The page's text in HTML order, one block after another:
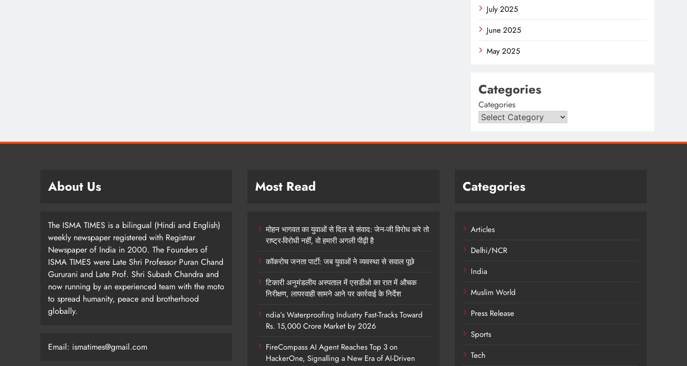
July 2025
June 2025
May 2025
Categories
Categories
About Us
The ISMA TIMES is a bilingual (Hindi and English)
weekly newspaper registered with Registrar
Newspaper of India in 2000. The Founders of
ISMA TIMES were Late Shri Professor Puran Chand
Gururani and Late Prof. Shri Subash Chandra and
now running by an experienced team with the moto
to spread humanity, peace and brotherhood
globally.
Email: ismatimes@gmail.com
Most Read
मोहन भागवत का युवाओं से दिल से संवाद: जेन-जी विरोध करे तो
राष्ट्र-विरोधी नहीं, वो हमारी अगली पीढ़ी है
कॉकरोच जनता पार्टी: जब युवाओं ने व्यवस्था से सवाल पूछे
टिकारी अनुमंडलीय अस्पताल में एसडीओ का रात में औचक
निरीक्षण, लापरवाही सामने आने पर कार्रवाई के निर्देश
ndia’s Waterproofing Industry Fast-Tracks Toward
Rs. 15,000 Crore Market by 2026
FireCompass AI Agent Reaches Top 3 on
HackerOne, Signalling a New Era of AI-Driven
Categories
Articles
Delhi/NCR
India
Muslim World
Press Release
Sports
Tech